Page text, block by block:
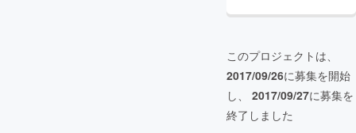
このプロジェクトは、
2017/09/26に募集を開始
し、 2017/09/27に募集を
終了しました